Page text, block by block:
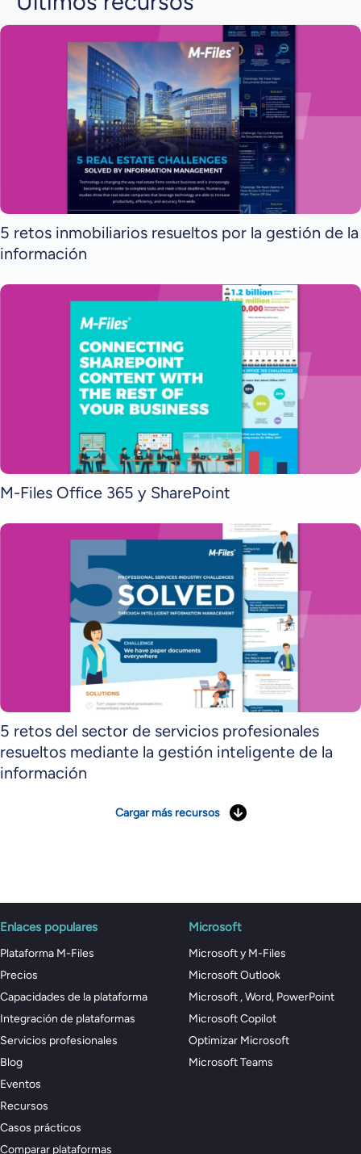
5 retos inmobiliarios resueltos por la gestión de la
información
M-Files Office 365 y SharePoint
5 retos del sector de servicios profesionales
resueltos mediante la gestión inteligente de la
información
Cargar más recursos
Enlaces populares
Plataforma M-Files
Precios
Capacidades de la plataforma
Integración de plataformas
Servicios profesionales
Blog
Eventos
Recursos
Casos prácticos
Comparar plataformas
Microsoft
Microsoft y M-Files
Microsoft Outlook
Microsoft , Word, PowerPoint
Microsoft Copilot
Optimizar Microsoft
Microsoft Teams